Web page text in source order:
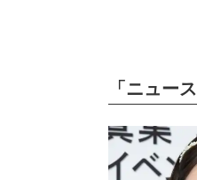
「ニュー